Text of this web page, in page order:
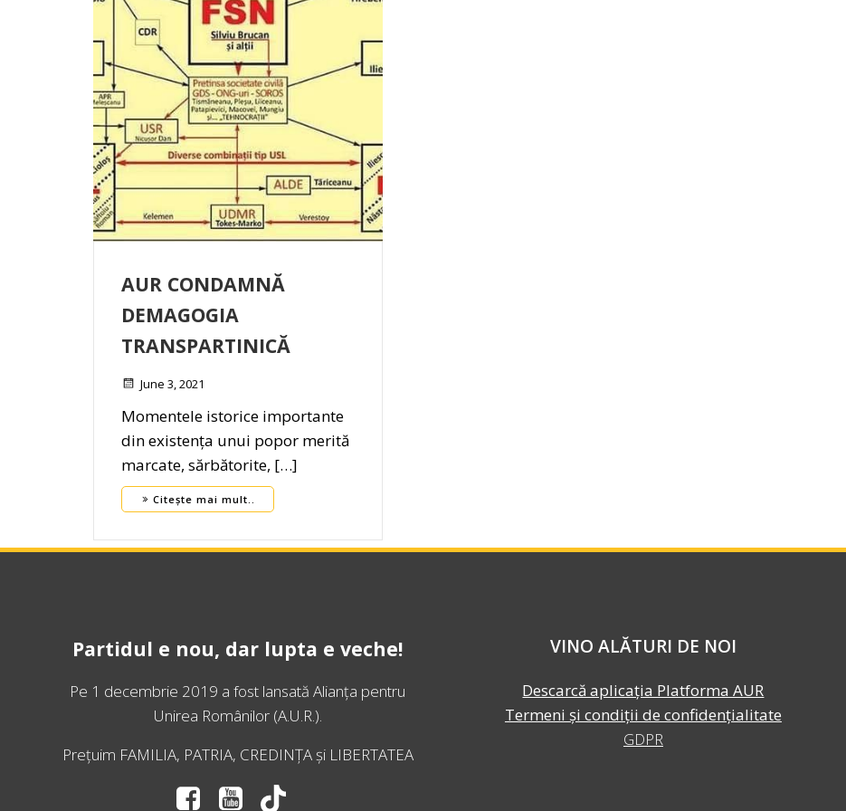
AUR CONDAMNĂ
DEMAGOGIA
TRANSPARTINICĂ
June 3, 2021
Momentele istorice importante
din existența unui popor merită
marcate, sărbătorite, […]
Citește mai mult..
Partidul e nou, dar lupta e veche!
Pe 1 decembrie 2019 a fost lansatăAlianța pentru
Unirea Românilor(A.U.R.).
Prețuim FAMILIA, PATRIA, CREDINȚA și LIBERTATEA
VINO ALĂTURI DE NOI
Descarcă aplicația Platforma AUR
Termeni și condiții de confidențialitate
GDPR